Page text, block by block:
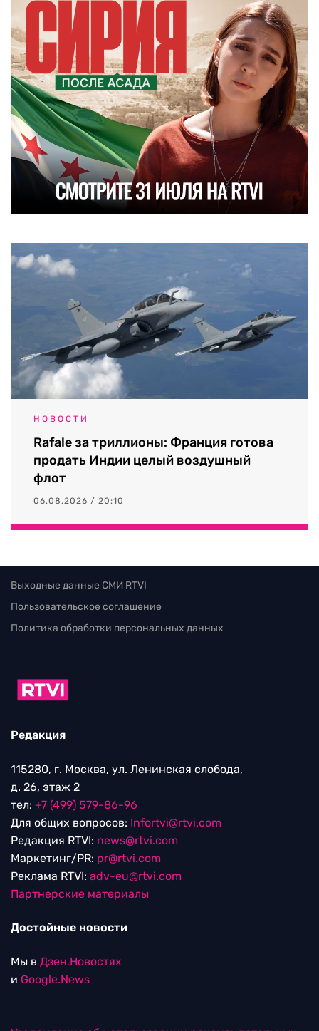
НОВОСТИ
Rafale за триллионы: Франция готова
продать Индии целый воздушный
флот
06.08.2026 / 20:10
Выходные данные СМИ RTVI
Пользовательское соглашение
Политика обработки персональных данных
Редакция
115280, г. Москва, ул. Ленинская слобода,
д. 26, этаж 2
тел: +7 (499) 579-86-96
Для общих вопросов: Infortvi@rtvi.com
Редакция RTVI: news@rtvi.com
Маркетинг/PR: pr@rtvi.com
Реклама RTVI: adv-eu@rtvi.com
Партнерские материалы
Достойные новости
Мы в Дзен.Новостях
и Google.News